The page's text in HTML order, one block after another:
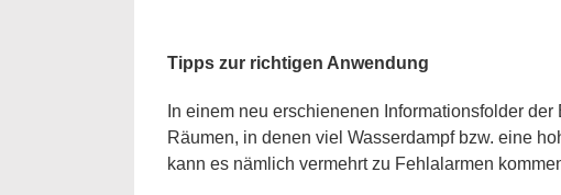
Tipps zur richtigen Anwendung
In einem neu erschienenen Informationsfolder
Räumen, in denen viel Wasserdampf bzw. eine
kann es nämlich vermehrt zu Fehlalarmen